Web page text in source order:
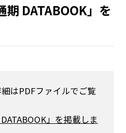
期 DATABOOK」を
はPDFファイルでご覧
」を掲載しま